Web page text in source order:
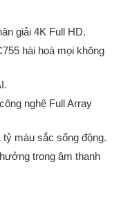
giải 4K Full HD.
hài hoà mọi không
nghệ Full Array
màu sắc sống động.
trong âm thanh